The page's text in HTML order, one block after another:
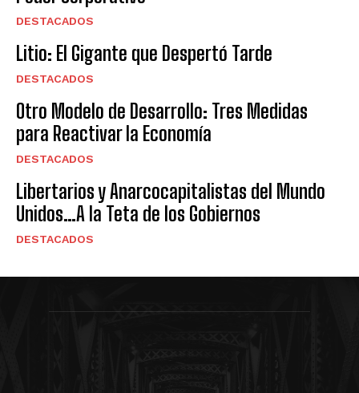
DESTACADOS
Litio: El Gigante que Despertó Tarde
DESTACADOS
Otro Modelo de Desarrollo: Tres Medidas
para Reactivar la Economía
DESTACADOS
Libertarios y Anarcocapitalistas del Mundo
Unidos…A la Teta de los Gobiernos
DESTACADOS